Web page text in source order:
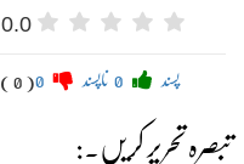
0.0
پسند ناپسند ( 0 )
تبصرہ تحریر کریں۔: